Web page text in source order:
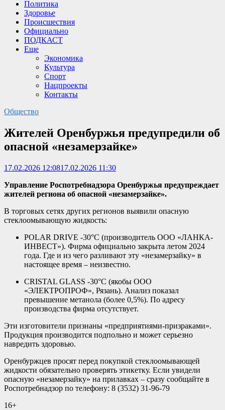
Политика
Здоровье
Происшествия
Официально
ПОДКАСТ
Еще
Экономика
Культура
Спорт
Нацпроекты
Контакты
Общество
Жителей Оренбуржья предупредили об
опасной «незамерзайке»
17.02.2026 12:0817.02.2026 11:30
Управление Роспотребнадзора Оренбуржья предупреждает
жителей региона об опасной «незамерзайке».
В торговых сетях других регионов выявили опасную
стеклоомывающую жидкость:
POLAR DRIVE -30°C (производитель ООО «ЛАНКА-
ИНВЕСТ»). Фирма официально закрыта летом 2024
года. Где и из чего разливают эту «незамерзайку» в
настоящее время – неизвестно.
CRISTAL GLASS -30°C (якобы ООО
«ЭЛЕКТРОПРОФ», Рязань). Анализ показал
превышение метанола (более 0,5%). По адресу
производства фирма отсутствует.
Эти изготовители признаны «предприятиями-призраками».
Продукция производится подпольно и может серьезно
навредить здоровью.
Оренбуржцев просят перед покупкой стеклоомывающей
жидкости обязательно проверять этикетку. Если увидели
опасную «незамерзайку» на прилавках – сразу сообщайте в
Роспотребнадзор по телефону: 8 (3532) 31-96-79
16+